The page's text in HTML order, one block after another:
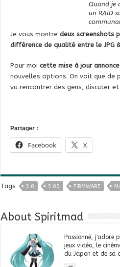
Quand je
un RAID
Je vous montre deux screenshots
différence de qualité entre le JPG
Pour moi cette mise à jour
nouvelles options. On voit que de
va rencontrer des gens, discuter
Partager :
Facebook X
Tags 3.0 3.00 FIRMWARE
About Spiritmad
Passionné, j'adore
jeux vidéo, le
du Japon et de sa